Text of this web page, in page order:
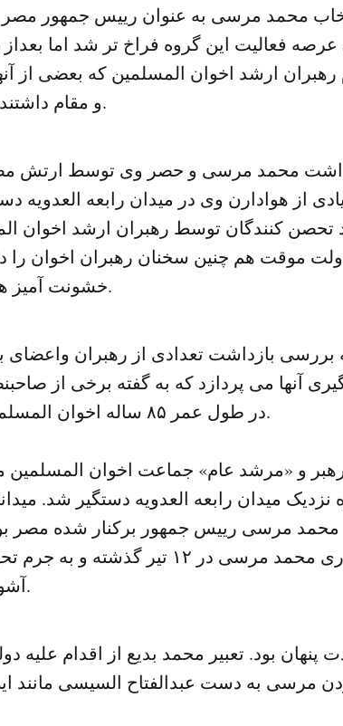
محمد مرسى به عنوان رییس جمهور
فعالیت این گروه فراخ تر شد اما
ارشد اخوان المسلمین که بعضى از
و مقام داشتند،تحت پیگرد قرار گرفتند.
محمد مرسى و حصر وى توسط ارتش
از هوادارن وى در میدان رابعه
تحصن کنندگان توسط رهبران ارشد اخوان
موقت هم چنین سخنان رهبران اخوان را
خشونت آمیز هواداران مرسى مى داند.
بازداشت تعدادى از رهبران واعضاى
آنها می پردازد که به گفته برخى از
در طول عمر ٨۵ ساله اخوان المسلمین بى سابقه بوده است.
میدان رابعه العدویه دستگیر شد.
محمد مرسى رییس جمهور برکنار شده مصر
هفته بعد از برکنارى محمد مرسى در ١٢
آشوب و خشونت ،صادر شد.
پنهان بود. تعبیر محمد بدیع از اقدام علیه
مرسى به دست عبدالفتاح السیسى مانند